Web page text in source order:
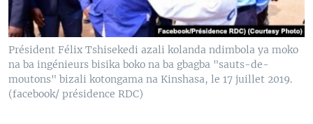
SÉCURITÉ
SCIENCE/TECHNOLOGIE
SPORTS
Président Félix Tshisekedi azali kolanda ndimbola ya moko
na ba ingénieurs bisika boko na ba gbagba "sauts-de-
moutons" bizali kotongama na Kinshasa, le 17 juillet 2019.
(facebook/ présidence RDC)